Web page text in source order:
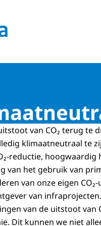
van CO₂ terug te
klimaatneutraal te
reductie,
van het gebruik van
van onze eigen
van
van de uitstoot van
Dit kunnen we niet